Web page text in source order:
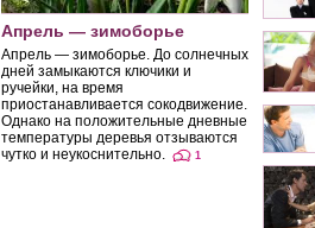
Апрель — зимоборье
Апрель — зимоборье. До солнечных
дней замыкаются ключики и
ручейки, на время
приостанавливается сокодвижение.
Однако на положительные дневные
температуры деревья отзываются
чутко и неукоснительно. 1
Ее
ягод —
не
роду и
арония.